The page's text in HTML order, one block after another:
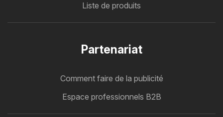
Liste de produits
Partenariat
Comment faire de la publicité
Espace professionnels B2B